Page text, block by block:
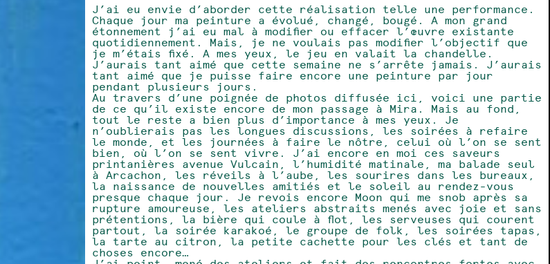
J’ai eu envie d’aborder cette réalisation telle une performance.
Chaque jour ma peinture a évolué, changé, bougé. A mon grand
étonnement j’ai eu mal à modifier ou effacer l’œuvre existante
quotidiennement. Mais, je ne voulais pas modifier l’objectif que
je m’étais fixé. A mes yeux, le jeu en valait la chandelle.
J’aurais tant aimé que cette semaine ne s’arrête jamais. J’aurais
tant aimé que je puisse faire encore une peinture par jour
pendant plusieurs jours.
Au travers d’une poignée de photos diffusée ici, voici une partie
de ce qu’il existe encore de mon passage à Mira. Mais au fond,
tout le reste a bien plus d’importance à mes yeux. Je
n’oublierais pas les longues discussions, les soirées à refaire
le monde, et les journées à faire le nôtre, celui où l’on se sent
bien, où l’on se sent vivre. J’ai encore en moi ces saveurs
printanières avenue Vulcain, l’humidité matinale, ma balade seul
à Arcachon, les réveils à l’aube, les sourires dans les bureaux,
la naissance de nouvelles amitiés et le soleil au rendez-vous
presque chaque jour. Je revois encore Moon qui me snob après sa
rupture amoureuse, les ateliers abstraits menés avec joie et sans
prétentions, la bière qui coule à flot, les serveuses qui courent
partout, la soirée karakoé, le groupe de folk, les soirées tapas,
la tarte au citron, la petite cachette pour les clés et tant de
choses encore…